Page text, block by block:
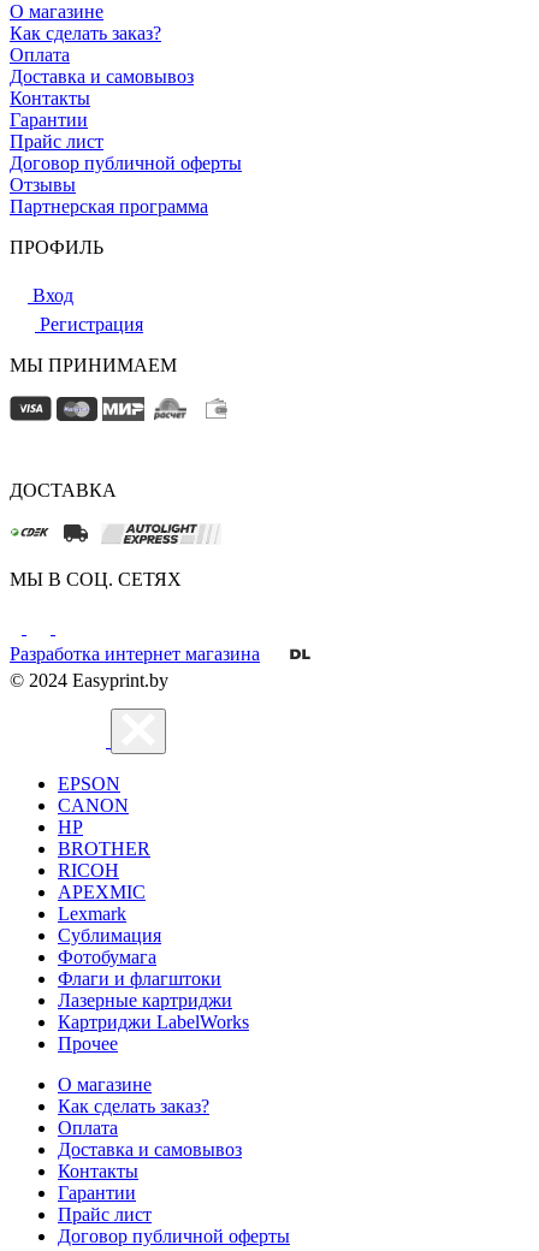
О магазине
Как сделать заказ?
Оплата
Доставка и самовывоз
Контакты
Гарантии
Прайс лист
Договор публичной оферты
Отзывы
Партнерская программа
ПРОФИЛЬ
Вход
Регистрация
МЫ ПРИНИМАЕМ
ДОСТАВКА
МЫ В СОЦ. СЕТЯХ
Разработка интернет магазина
© 2024 Easyprint.by
EPSON
CANON
HP
BROTHER
RICOH
APEXMIC
Lexmark
Сублимация
Фотобумага
Флаги и флагштоки
Лазерные картриджи
Картриджи LabelWorks
Прочее
О магазине
Как сделать заказ?
Оплата
Доставка и самовывоз
Контакты
Гарантии
Прайс лист
Договор публичной оферты